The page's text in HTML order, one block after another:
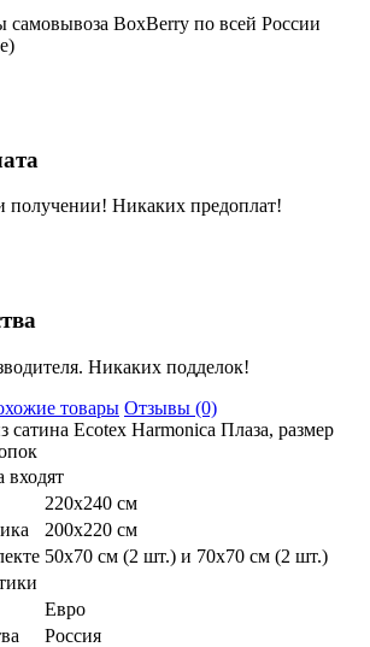
самовывоза BoxBerry по всей России
получении! Никаких предоплат!
Никаких подделок!
товары Отзывы (0)
сатина Ecotex Harmonica Плаза, размер
входят
220х240 см
200х220 см
50х70 см (2 шт.) и 70х70 см (2 шт.)
Евро
Россия